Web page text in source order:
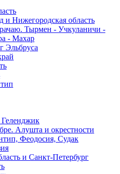
Нижегородская область
Тырмен - Учкуланичи -
- Махар
Эльбруса
Геленджик
Алушта и окрестности
Феодосия, Судак
и Санкт-Петербург